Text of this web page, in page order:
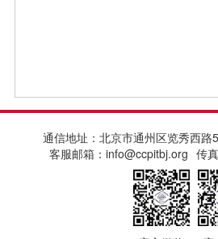
通信地址：北京市通州区览秀西路
客服邮箱：info@ccpitbj.org 传